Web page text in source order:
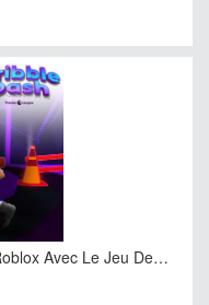
Avec Le Jeu De…